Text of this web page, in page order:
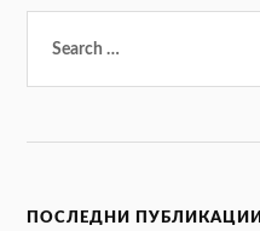
ПОСЛЕДНИ ПУБЛИКАЦИИ